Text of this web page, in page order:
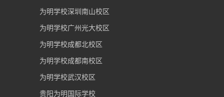
为明学校深圳南山校区
为明学校广州光大校区
为明学校成都北校区
为明学校成都南校区
为明学校武汉校区
贵阳为明国际学校